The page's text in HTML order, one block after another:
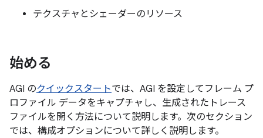
テクスチャとシェーダーのリソース
始める
AGI のクイックスタートでは、AGI を設定してフレーム プ
ロファイル データをキャプチャし、生成されたトレース
ファイルを開く方法について説明します。次のセクション
では、構成オプションについて詳しく説明します。